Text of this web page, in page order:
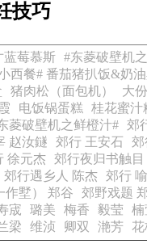
技巧
蓝莓慕斯 #东菱破壁机
西餐# 番茄猪扒饭&奶
猪肉松（面包机）
大
电饭锅蛋糕
桂花蜜汁
菱破壁机之鲜橙汁# 郊
赵汝鐩 郊行 王安石 郊
徐元杰 郊行夜归书触目
郊行遇乡人 陈杰 郊行
作墅） 郑谷
郊野戏题
宬 璐美 梅香 毅莹 楠
梁 维浈 卿双 滟芳